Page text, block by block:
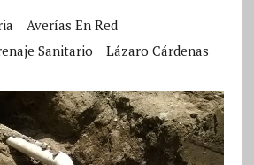
Averías En Red
Sanitario
Lázaro Cárdenas